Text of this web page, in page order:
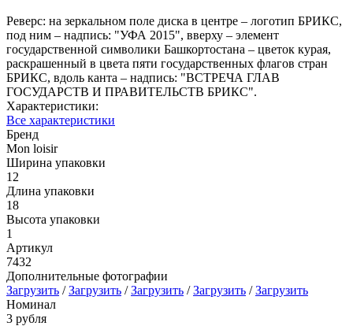
Реверс: на зеркальном поле диска в центре – логотип БРИКС,
под ним – надпись: "УФА 2015", вверху – элемент
государственной символики Башкортостана – цветок курая,
раскрашенный в цвета пяти государственных флагов стран
БРИКС, вдоль канта – надпись: "ВСТРЕЧА ГЛАВ
ГОСУДАРСТВ И ПРАВИТЕЛЬСТВ БРИКС".
Характеристики:
Все характеристики
Бренд
Mon loisir
Ширина упаковки
12
Длина упаковки
18
Высота упаковки
1
Артикул
7432
Дополнительные фотографии
Загрузить /Загрузить /Загрузить /Загрузить /Загрузить
Номинал
3 рубля